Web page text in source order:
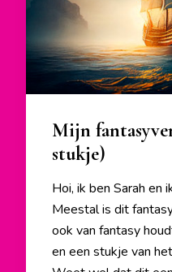
Mijn
stukje)
Hoi, ik ben Sarah en
Meestal is dit
ook van fantasy
en een stukje van